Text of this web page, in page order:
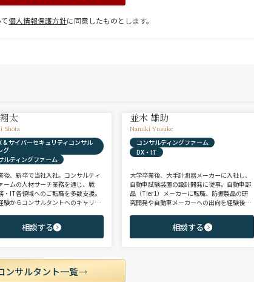
個人情報保護方針に同意したものとします。
太
Shota
& サイバーセキュリティコンサル
グ
ルティングファーム
後、新卒で当社入社。コンサルティ
ームの人材サーチ業務を通じ、戦
・IT各領域へのご転職を多数支援。
験からコンサルタントへのキャリア
市場動向を踏まえ最適なキャリアを
せていただきます。
相談する
並木 雄助
Namiki Yusuke
コンサルティングファーム
DX・IT
大学卒業後、大手計測器メーカーに入社し、
自動車試験装置の設計開発に従事。自動車部
品（Tier1）メーカーに転職、防振製品の研
究開発や自動車メーカーへの出向を経験後、
ど幅広いご支援実績。 【受賞歴】 ・日経転職
版 Performance Award Executive部門 MVP ・
相談する
ンサルタント一覧